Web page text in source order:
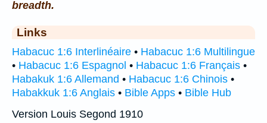
breadth.
Links
Habacuc 1:6 Interlinéaire • Habacuc 1:6 Multilingue
• Habacuc 1:6 Espagnol • Habacuc 1:6 Français •
Habakuk 1:6 Allemand • Habacuc 1:6 Chinois •
Habakkuk 1:6 Anglais • Bible Apps • Bible Hub
Version Louis Segond 1910